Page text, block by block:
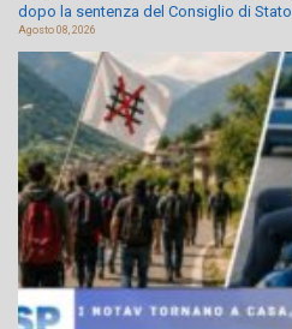
dopo la sentenza del Consiglio di Stato
Agosto 08, 2026